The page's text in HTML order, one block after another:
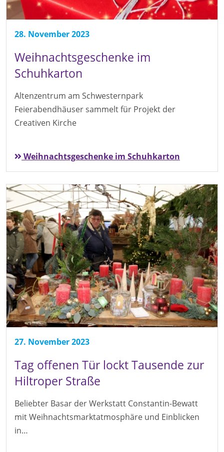
28. November 2023
Weihnachtsgeschenke im
Schuhkarton
Altenzentrum am Schwesternpark
Feierabendhäuser sammelt für Projekt der
Creativen Kirche
Weihnachtsgeschenke im Schuhkarton
27. November 2023
Tag offenen Tür lockt Tausende zur
Hiltroper Straße
Beliebter Basar der Werkstatt Constantin-Bewatt
mit Weihnachtsmarktatmosphäre und Einblicken
in…